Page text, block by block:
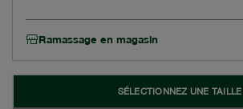
Ramassage en magasin
SÉLECTIONNEZ UNE TAILLE